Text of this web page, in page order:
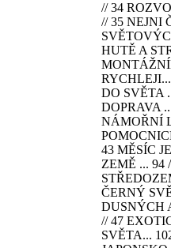
// 34
// 35 NEJNI
HUTĚ A
DO SVĚTA
DOPRAVA
NÁMOŘNÍ
43 MĚSÍC
ZEMĚ ... 94
ČERNÝ
DUSNÝCH
// 47
SVĚTA...